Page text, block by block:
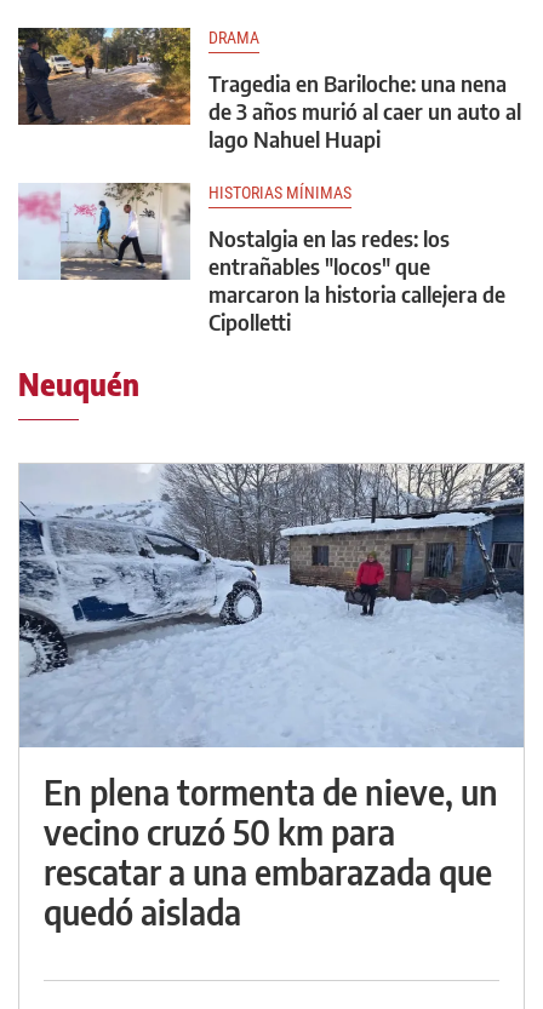
DRAMA
Tragedia en Bariloche: una nena
de 3 años murió al caer un auto al
lago Nahuel Huapi
HISTORIAS MÍNIMAS
Nostalgia en las redes: los
entrañables "locos" que
marcaron la historia callejera de
Cipolletti
Neuquén
En plena tormenta de nieve, un
vecino cruzó 50 km para
rescatar a una embarazada que
quedó aislada